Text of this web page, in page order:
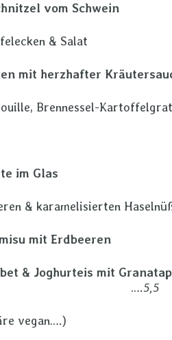
vom Schwein
& Salat
mit herzhafter
Brennessel-
im Glas
& karamelisierten
mit Erdbeeren
& Joghurteis mit
5,5
vegan….)